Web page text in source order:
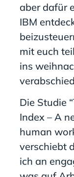
aber dafür
IBM
mit euch
ins
Die Studie
Index – A
human
verschiebt
ich an